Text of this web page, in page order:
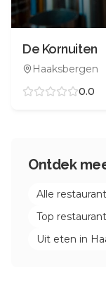
De Kornuiten
Haaksbergen
0.0
Ontdek
Alle
Top
Uit eten in